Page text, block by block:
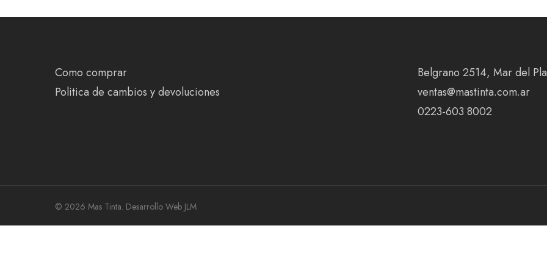
Como comprar
Politica de cambios y devoluciones
Belgrano 2514, Mar del
ventas@mastinta.com.ar
0223-603 8002
© 2026 Mas Tinta. Desarrollo Web JLM